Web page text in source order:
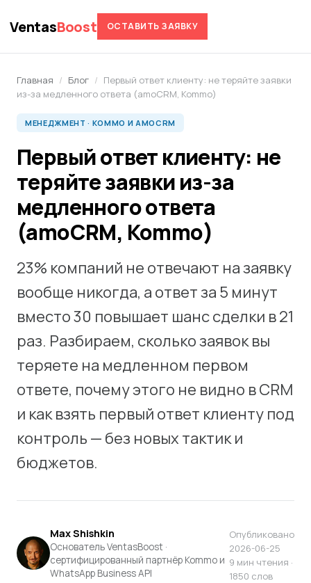
VentasBoost ОСТАВИТЬ ЗАЯВКУ
Главная / Блог / Первый ответ клиенту: не теряйте заявки
из-за медленного ответа (amoCRM, Kommo)
МЕНЕДЖМЕНТ · KOMMO И AMOCRM
Первый ответ клиенту: не
теряйте заявки из-за
медленного ответа
(amoCRM, Kommo)
23% компаний не отвечают на заявку
вообще никогда, а ответ за 5 минут
вместо 30 повышает шанс сделки в 21
раз. Разбираем, сколько заявок вы
теряете на медленном первом
ответе, почему этого не видно в CRM
и как взять первый ответ клиенту под
контроль — без новых тактик и
бюджетов.
Max Shishkin
Основатель VentasBoost ·
сертифицированный партнёр Kommo и
WhatsApp Business API
Опубликовано
2026-06-25
9 мин чтения ·
1850 слов